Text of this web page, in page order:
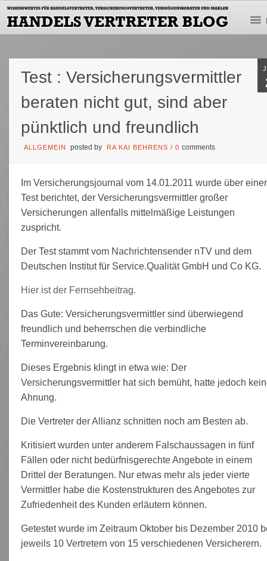
Test : Versicherungsvermittler
beraten nicht gut, sind aber
pünktlich und freundlich
ALLGEMEIN posted by RA KAI BEHRENS /0comments
Im Versicherungsjournal vom 14.01.2011 wurde über
Test berichtet, der Versicherungsvermittler großer
Versicherungen allenfalls mittelmäßige Leistungen
zuspricht.
Der Test stammt vom Nachrichtensender nTV und dem
Deutschen Institut für Service.Qualität GmbH und Co KG.
Hier ist der Fernsehbeitrag.
Das Gute: Versicherungsvermittler sind überwiegend
freundlich und beherrschen die verbindliche
Terminvereinbarung.
Dieses Ergebnis klingt in etwa wie: Der
Versicherungsvermittler hat sich bemüht, hatte jedoch
Ahnung.
Die Vertreter der Allianz schnitten noch am Besten ab.
Kritisiert wurden unter anderem Falschaussagen in fünf
Fällen oder nicht bedürfnisgerechte Angebote in einem
Drittel der Beratungen. Nur etwas mehr als jeder vierte
Vermittler habe die Kostenstrukturen des Angebotes zur
Zufriedenheit des Kunden erläutern können.
Getestet wurde im Zeitraum Oktober bis Dezember 2010
jeweils 10 Vertretern von 15 verschiedenen Versicherern.